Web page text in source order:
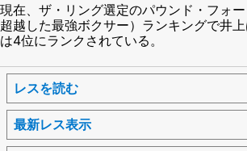
現在、ザ・リング選定のパウンド・フォ
超越した最強ボクサー）ランキングで井
は4位にランクされている。
レスを読む
最新レス表示